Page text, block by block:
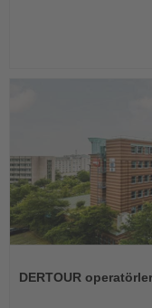
DERTOUR